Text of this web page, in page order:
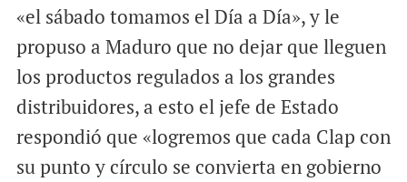
«el sábado tomamos el Día a Día», y le
propuso a Maduro que no dejar que lleguen
los productos regulados a los grandes
distribuidores, a esto el jefe de Estado
respondió que «logremos que cada Clap con
su punto y círculo se convierta en gobierno